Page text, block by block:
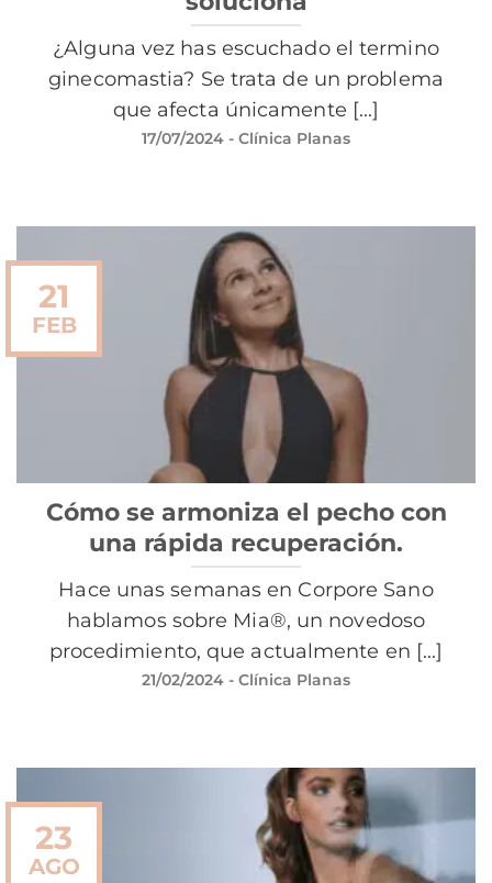
¿Alguna vez has escuchado el termino
ginecomastia? Se trata de un problema
que afecta únicamente [...]
17/07/2024 - Clínica Planas
Cómo se armoniza el pecho con
una rápida recuperación.
Hace unas semanas en Corpore Sano
hablamos sobre Mia®, un novedoso
procedimiento, que actualmente en [...]
21/02/2024 - Clínica Planas
21
FEB
23
AGO